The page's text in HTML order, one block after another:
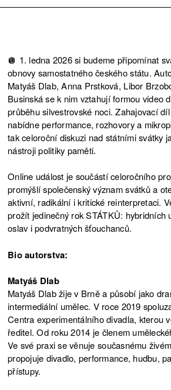
🪩 1. ledna 2026 si budeme připomínat
obnovy samostatného českého státu.
Matyáš Dlab, Anna Prstková, Libor
Businská se k nim vztahují formou video
průběhu silvestrovské noci. Zahajovací
nabídne performance, rozhovory a
tak celoroční diskuzi nad státními svátky
nástroji politiky paměti.
Online událost je součástí celoročního
promýšlí společenský význam svátků a
aktivní, radikální i kritické reinterpretaci.
prožít jedinečný rok STÁTKŮ: hybridních
oslav i podvratných šťouchanců.
Bio autorstva:
Matyáš Dlab
Matyáš Dlab žije v Brně a působí jako
intermediální umělec. V roce 2019
Centra experimentálního divadla, kterou
ředitel. Od roku 2014 je členem
Ve své praxi se věnuje současnému
propojuje divadlo, performance, hudbu,
přístupy.